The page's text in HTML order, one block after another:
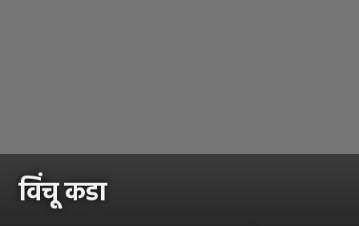
विंचू कडा